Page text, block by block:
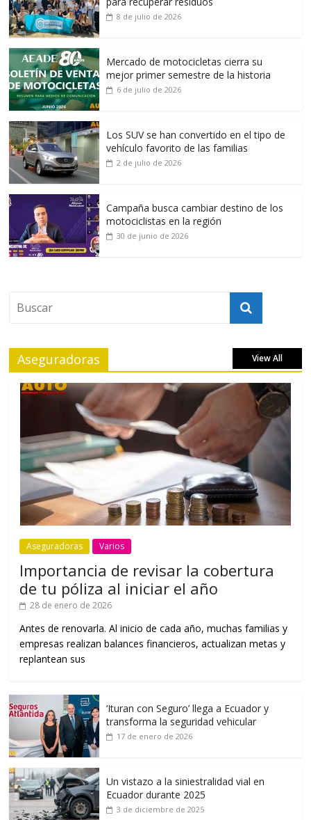
8 de julio de 2026
Mercado de motocicletas cierra su
mejor primer semestre de la historia
6 de julio de 2026
Los SUV se han convertido en el tipo de
vehículo favorito de las familias
2 de julio de 2026
Campaña busca cambiar destino de los
motociclistas en la región
30 de junio de 2026
Aseguradoras View All
Aseguradoras Varios
Importancia de revisar la cobertura
de tu póliza al iniciar el año
28 de enero de 2026
Antes de renovarla. Al inicio de cada año, muchas familias y
empresas realizan balances financieros, actualizan metas y
replantean sus
‘Ituran con Seguro’ llega a Ecuador y
transforma la seguridad vehicular
17 de enero de 2026
Un vistazo a la siniestralidad vial en
Ecuador durante 2025
3 de diciembre de 2025